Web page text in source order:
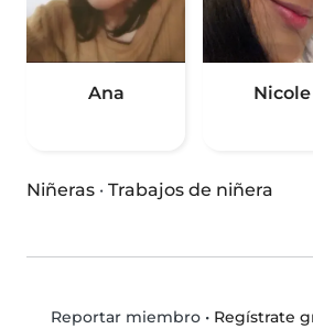
Ana Nicole
Niñeras · Trabajos de niñera
Reportar miembro• Regístrate